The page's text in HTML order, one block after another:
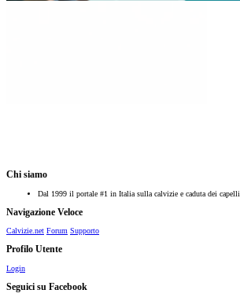
Chi siamo
Dal 1999 il portale #1 in Italia sulla calvizie e caduta dei capelli
Navigazione Veloce
Calvizie.net Forum Supporto
Profilo Utente
Login
Seguici su Facebook